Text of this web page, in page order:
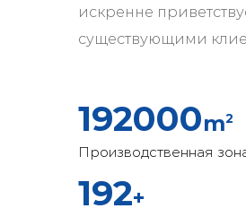
искренне
существующими
200000m
Производственная
200